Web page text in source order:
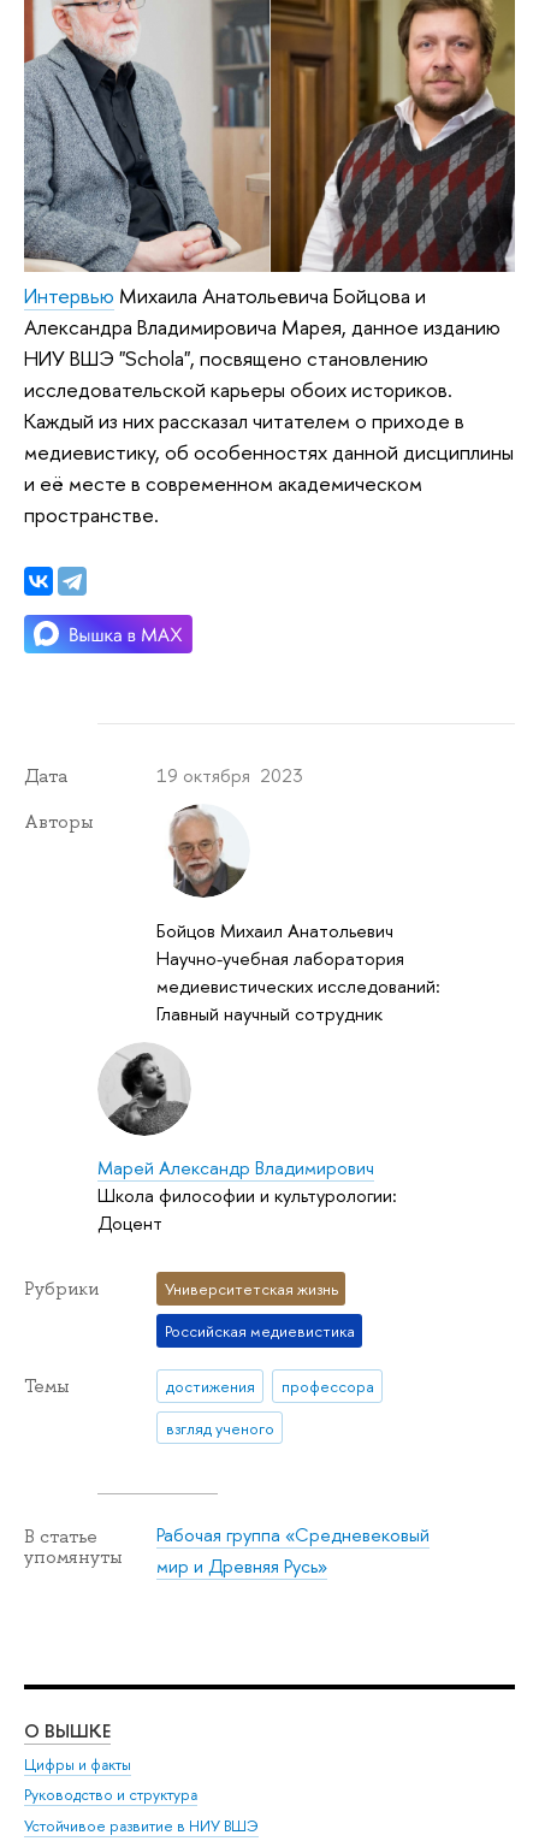
Интервью Михаила Анатольевича Бойцова и
Александра Владимировича Марея, данное изданию
НИУ ВШЭ "Schola", посвящено становлению
исследовательской карьеры обоих историков.
Каждый из них рассказал читателем о приходе в
медиевистику, об особенностях данной дисциплины
и её месте в современном академическом
пространстве.
Дата 19 октября 2023
Авторы
Бойцов Михаил Анатольевич
Научно-учебная лаборатория
медиевистических исследований:
Главный научный сотрудник
Марей Александр Владимирович
Школа философии и культурологии:
Доцент
Рубрики
Университетская жизнь
Российская медиевистика
Темы достижения
профессора
взгляд ученого
В статье
упомянуты
Рабочая группа «Средневековый
мир и Древняя Русь»
О ВЫШКЕ
Цифры и факты
Руководство и структура
Устойчивое развитие в НИУ ВШЭ